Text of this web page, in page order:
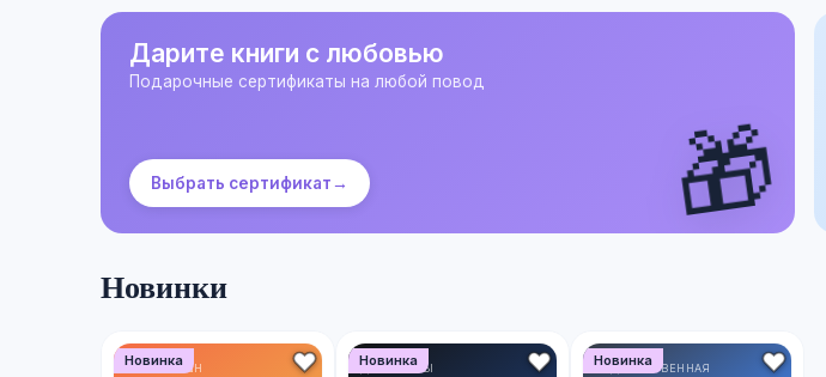
Дарите книги с любовью
Подарочные сертификаты на любой повод
Выбрать сертификат → 🎁
Новинки
Новинка
НОН-ФИКШН Новинка
ДЕТЕКТИВЫ Новинка
ХУДОЖЕСТВЕННАЯ